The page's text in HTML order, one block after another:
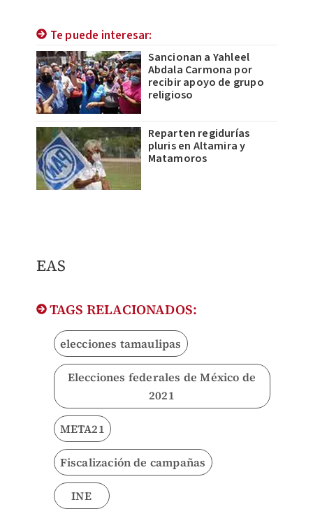
Te puede interesar:
Sancionan a Yahleel
Abdala Carmona por
recibir apoyo de grupo
religioso
Reparten regidurías
pluris en Altamira y
Matamoros
EAS
TAGS RELACIONADOS:
elecciones tamaulipas
Elecciones federales de México de
2021
META21
Fiscalización de campañas
INE